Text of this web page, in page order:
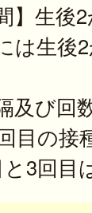
】生
は生
及び
目の接
と3回目